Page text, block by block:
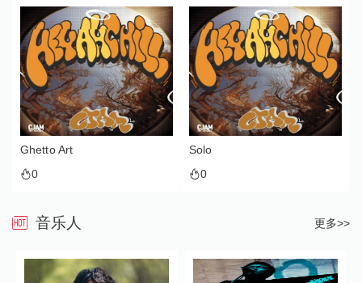
Ghetto Art
0
Solo
0
音乐人 更多>>